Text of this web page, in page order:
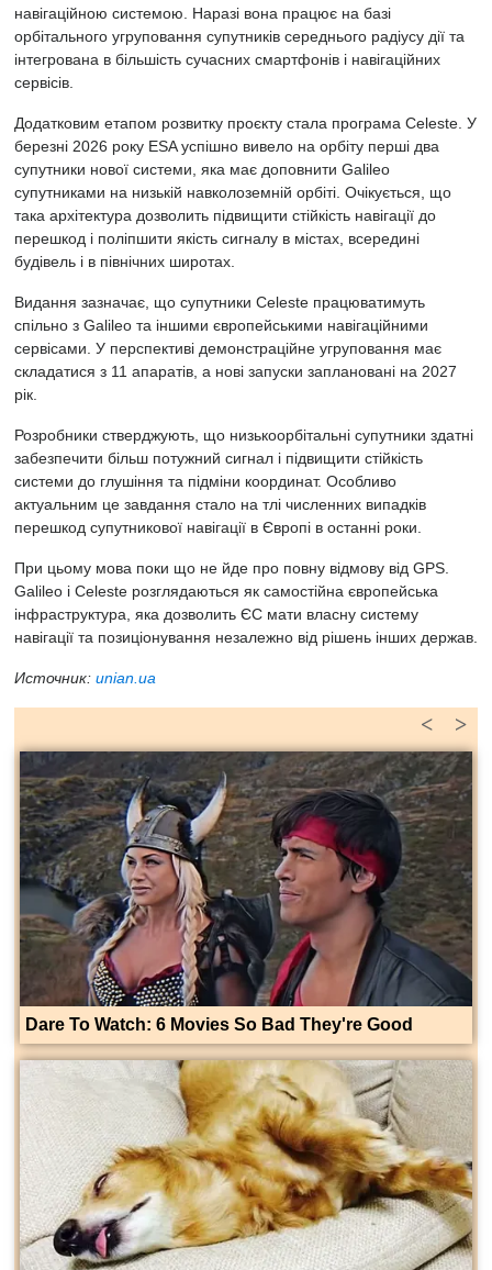
навігаційною системою. Наразі вона працює на базі
орбітального угруповання супутників середнього радіусу дії та
інтегрована в більшість сучасних смартфонів і навігаційних
сервісів.
Додатковим етапом розвитку проєкту стала програма Celeste. У
березні 2026 року ESA успішно вивело на орбіту перші два
супутники нової системи, яка має доповнити Galileo
супутниками на низькій навколоземній орбіті. Очікується, що
така архітектура дозволить підвищити стійкість навігації до
перешкод і поліпшити якість сигналу в містах, всередині
будівель і в північних широтах.
Видання зазначає, що супутники Celeste працюватимуть
спільно з Galileo та іншими європейськими навігаційними
сервісами. У перспективі демонстраційне угруповання має
складатися з 11 апаратів, а нові запуски заплановані на 2027
рік.
Розробники стверджують, що низькоорбітальні супутники здатні
забезпечити більш потужний сигнал і підвищити стійкість
системи до глушіння та підміни координат. Особливо
актуальним це завдання стало на тлі численних випадків
перешкод супутникової навігації в Європі в останні роки.
При цьому мова поки що не йде про повну відмову від GPS.
Galileo і Celeste розглядаються як самостійна європейська
інфраструктура, яка дозволить ЄС мати власну систему
навігації та позиціонування незалежно від рішень інших держав.
Источник: unian.ua
>
<
Dare To Watch: 6 Movies So Bad They're Good